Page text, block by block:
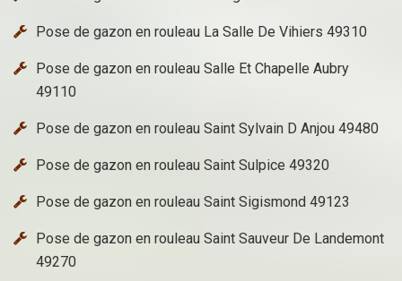
Pose de gazon en rouleau La Salle De Vihiers 49310
Pose de gazon en rouleau Salle Et Chapelle Aubry
49110
Pose de gazon en rouleau Saint Sylvain D Anjou 49480
Pose de gazon en rouleau Saint Sulpice 49320
Pose de gazon en rouleau Saint Sigismond 49123
Pose de gazon en rouleau Saint Sauveur De Landemont
49270